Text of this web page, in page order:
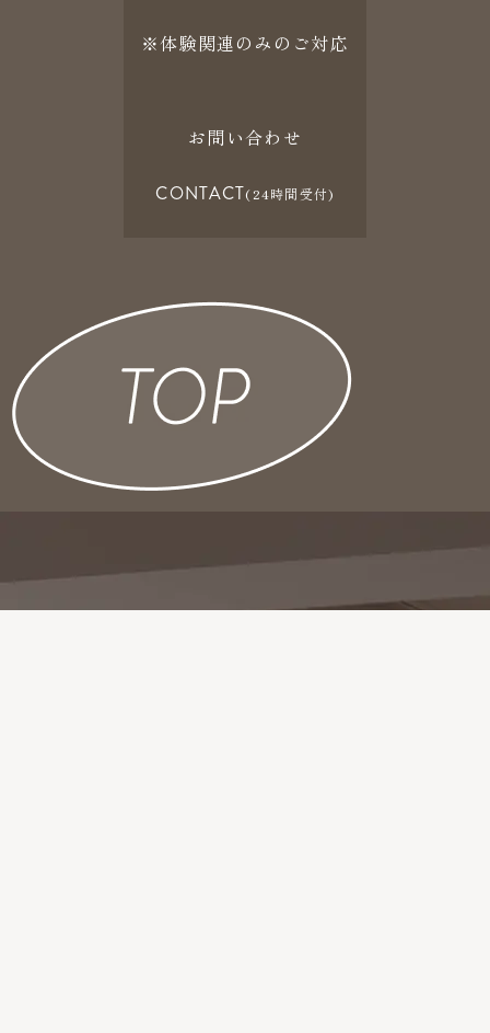
※体験関連のみのご対応
お問い合わせ
CONTACT(24時間受付)